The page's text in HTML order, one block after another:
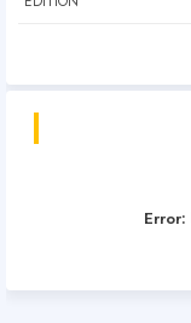
Error: